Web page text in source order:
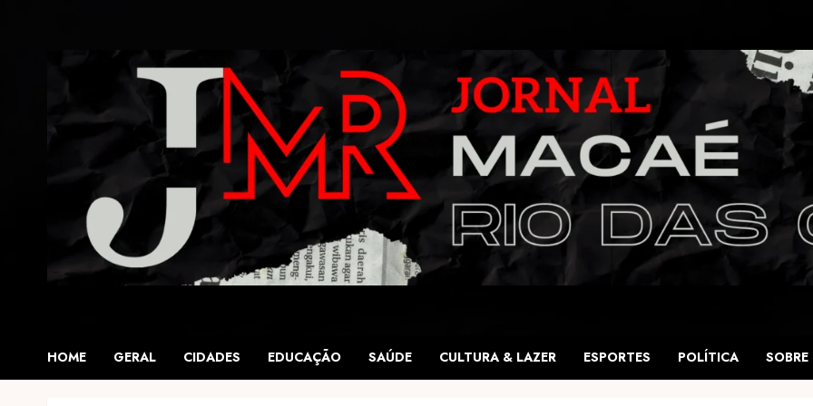
HOME GERAL CIDADES EDUCAÇÃO SAÚDE CULTURA & LAZER ESPORTES POLÍTICA